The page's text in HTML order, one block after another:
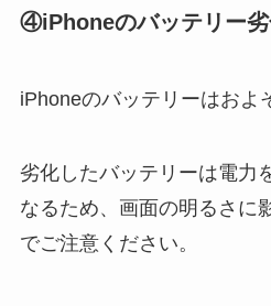
④iPhoneのバッテリー
iPhoneのバッテリーはおよ
劣化したバッテリーは電力
なるため、画面の明るさに
でご注意ください。